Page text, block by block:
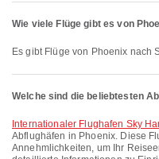
Wie viele Flüge gibt es von
Es gibt Flüge von Phoenix nach
Welche sind die beliebtesten
Internationaler Flughafen Sky
Abflughäfen in Phoenix. Diese
Annehmlichkeiten, um Ihr